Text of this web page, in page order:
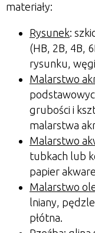
materiały:
Rysunek:
(HB, 2B, 4B,
rysunku,
Malarstwo
grubości i
malarstwa
Malarstwo
tubkach lub
papier
Malarstwo
lniany,
płótna.